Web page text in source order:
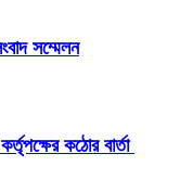
সম্মেলন
কঠোর বার্তা